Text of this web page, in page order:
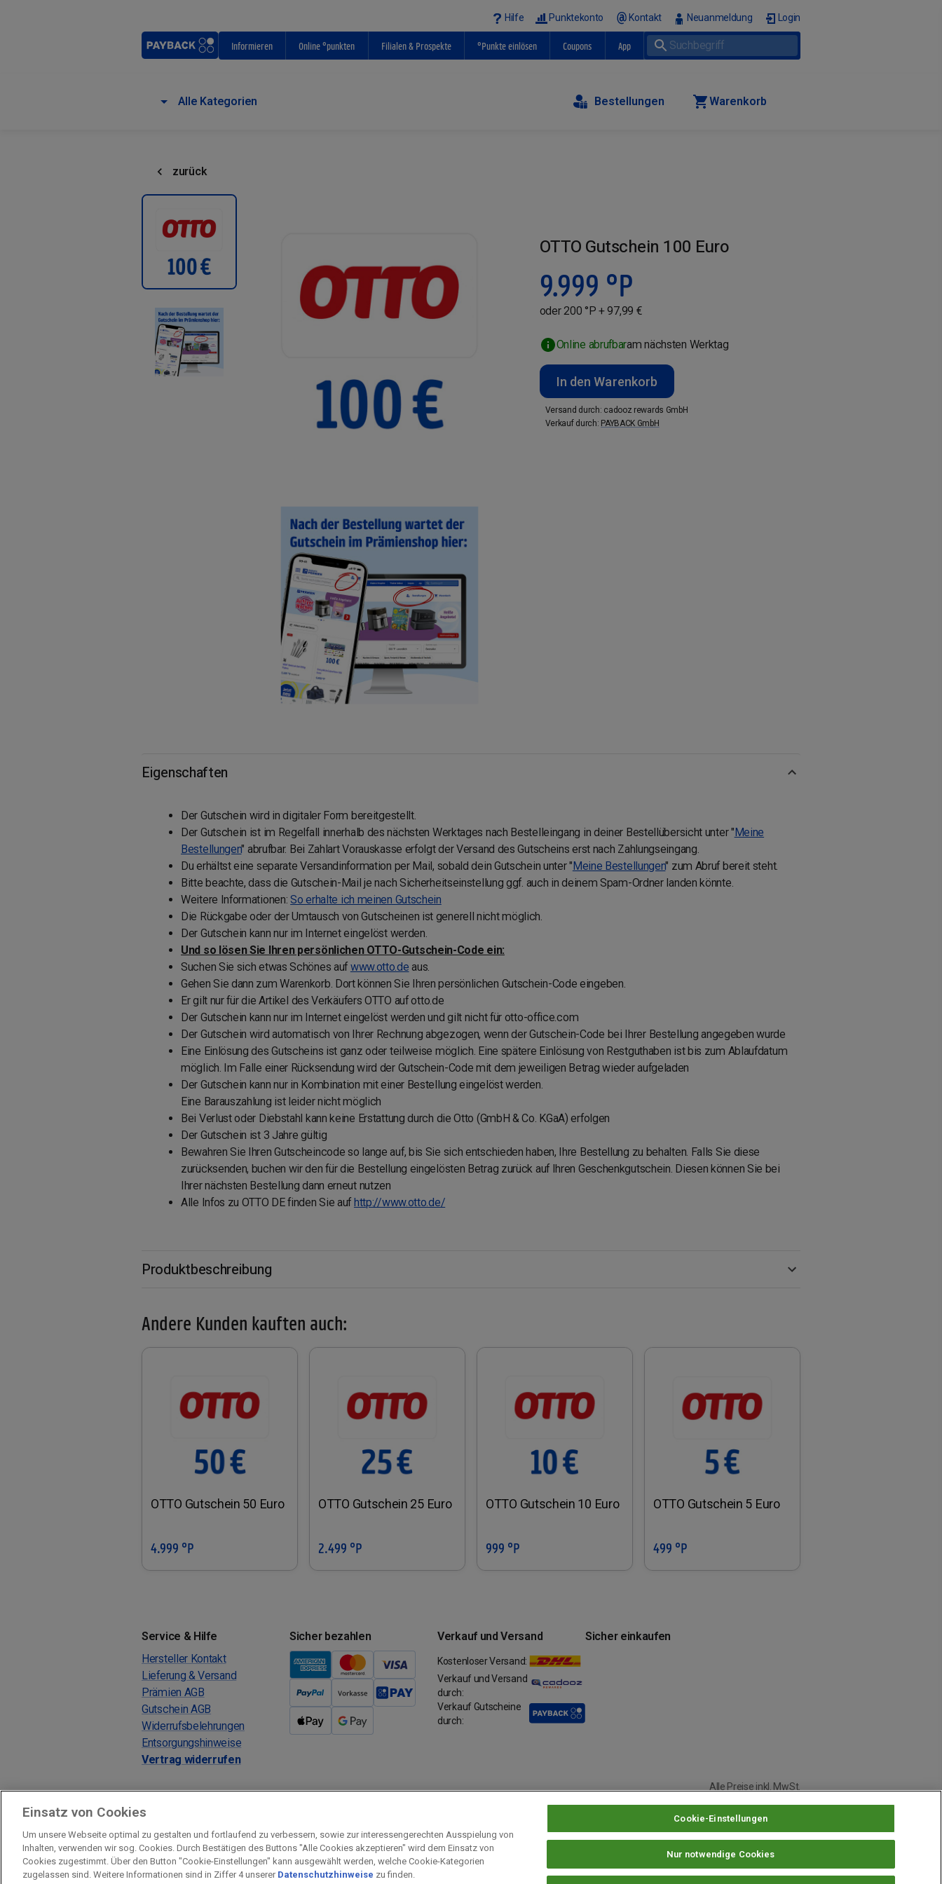
Hilfe Punktekonto Kontakt Neuanmeldung Login
Informieren Online °punkten Filialen & Prospekte °Punkte einlösen Coupons App
Alle Kategorien Bestellungen Warenkorb
zurück
OTTO Gutschein 100 Euro
9.999 °P
oder 200 °P + 97,99 €
Online abrufbaram nächsten Werktag
In den Warenkorb
Versand durch: cadooz rewards GmbH
Verkauf durch: PAYBACK GmbH
Eigenschaften
Der Gutschein wird in digitaler Form bereitgestellt.
Der Gutschein ist im Regelfall innerhalb des nächsten Werktages nach Bestelleingang in deiner Bestellübersicht unter "Meine
Bestellungen" abrufbar. Bei Zahlart Vorauskasse erfolgt der Versand des Gutscheins erst nach Zahlungseingang.
Du erhältst eine separate Versandinformation per Mail, sobald dein Gutschein unter "Meine Bestellungen" zum Abruf bereit steht.
Bitte beachte, dass die Gutschein-Mail je nach Sicherheitseinstellung ggf. auch in deinem Spam-Ordner landen könnte.
Weitere Informationen:So erhalte ich meinen Gutschein
Die Rückgabe oder der Umtausch von Gutscheinen ist generell nicht möglich.
Der Gutschein kann nur im Internet eingelöst werden.
Und so lösen Sie Ihren persönlichen OTTO-Gutschein-Code ein:
Suchen Sie sich etwas Schönes aufwww.otto.de aus.
Gehen Sie dann zum Warenkorb. Dort können Sie Ihren persönlichen Gutschein-Code eingeben.
Er gilt nur für die Artikel des Verkäufers OTTO auf otto.de
Der Gutschein kann nur im Internet eingelöst werden und gilt nicht für otto-office.com
Der Gutschein wird automatisch von Ihrer Rechnung abgezogen, wenn der Gutschein-Code bei Ihrer Bestellung angegeben wurde
Eine Einlösung des Gutscheins ist ganz oder teilweise möglich. Eine spätere Einlösung von Restguthaben ist bis zum Ablaufdatum
möglich. Im Falle einer Rücksendung wird der Gutschein-Code mit dem jeweiligen Betrag wieder aufgeladen
Der Gutschein kann nur in Kombination mit einer Bestellung eingelöst werden.
Eine Barauszahlung ist leider nicht möglich
Bei Verlust oder Diebstahl kann keine Erstattung durch die Otto (GmbH & Co. KGaA) erfolgen
Der Gutschein ist 3 Jahre gültig
Bewahren Sie Ihren Gutscheincode so lange auf, bis Sie sich entschieden haben, Ihre Bestellung zu behalten. Falls Sie diese
zurücksenden, buchen wir den für die Bestellung eingelösten Betrag zurück auf Ihren Geschenkgutschein. Diesen können Sie bei
Ihrer nächsten Bestellung dann erneut nutzen
Alle Infos zu OTTO DE finden Sie aufhttp://www.otto.de/
Produktbeschreibung
Andere Kunden kauften auch:
OTTO Gutschein 50 Euro
In den Warenkorb
4.999 °P
OTTO Gutschein 25 Euro
In den Warenkorb
2.499 °P
OTTO Gutschein 10 Euro
999 °P
OTTO Gutschein 5 Euro
499 °P
Service & Hilfe
Hersteller Kontakt
Lieferung & Versand
Prämien AGB
Gutschein AGB
Widerrufsbelehrungen
Entsorgungshinweise
Vertrag widerrufen
Sicher bezahlen Verkauf und Versand
Kostenloser Versand:
Verkauf und Versand
durch:
Verkauf Gutscheine
durch:
Sicher einkaufen
Alle Preise inkl. MwSt.
Prämien Impressum Fragen & Hilfe Prämien Datenschutz Barrierefreiheit
Einsatz von Cookies
Um unsere Webseite optimal zu gestalten und fortlaufend zu verbessern, sowie zur interessengerechten Ausspielung von
Inhalten, verwenden wir sog. Cookies. Durch Bestätigen des Buttons "Alle Cookies akzeptieren" wird dem Einsatz von
Cookies zugestimmt. Über den Button "Cookie-Einstellungen" kann ausgewählt werden, welche Cookie-Kategorien
zugelassen sind. Weitere Informationen sind in Ziffer 4 unserer Datenschutzhinweise zu finden.
Cookie-Einstellungen
Nur notwendige Cookies